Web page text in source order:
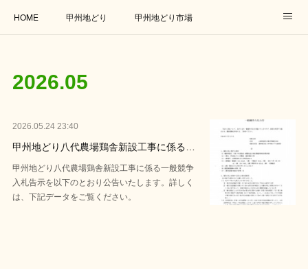
HOME 甲州地どり 甲州地どり市場
取扱店 連携企業
2026.05
2026.05.24 23:40
甲州地どり八代農場鶏舎新設工事に係る…
甲州地どり八代農場鶏舎新設工事に係る一般競争
入札告示を以下のとおり公告いたします。詳しく
は、下記データをご覧ください。